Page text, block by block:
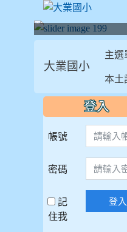
大業國小
主選
本土
::: 登入
帳號
密碼
記
住我
登入